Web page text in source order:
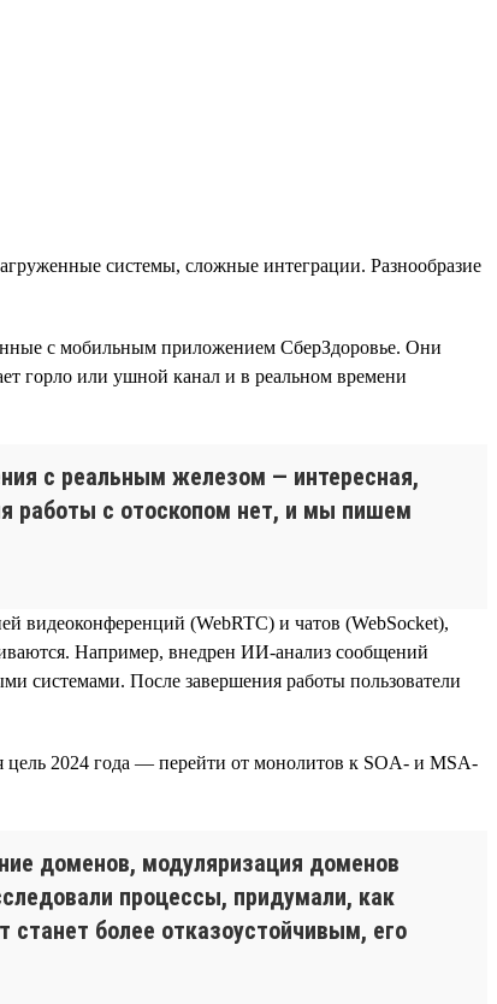
системы, сложные интеграции. Разнообразие
с мобильным приложением СберЗдоровье. Они
горло или ушной канал и в реальном времени
с реальным железом — интересная,
работы с отоскопом нет, и мы пишем
видеоконференций (WebRTC) и чатов (WebSocket),
Например, внедрен ИИ-анализ сообщений
системами. После завершения работы пользователи
цель 2024 года — перейти от монолитов к SOA- и MSA-
доменов, модуляризация доменов
процессы, придумали, как
станет более отказоустойчивым, его